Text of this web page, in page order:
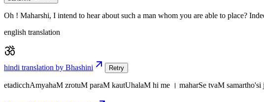
Oh ! Maharshi, I intend to hear about such a man whom you are able to place?
english translation
hindi translation by Bhashini Retry
etadicchAmyahaM zrotuM paraM kautUhalaM hi me । maharSe tvaM